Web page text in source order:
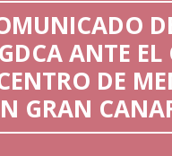
ANTE EL
DE
GRAN